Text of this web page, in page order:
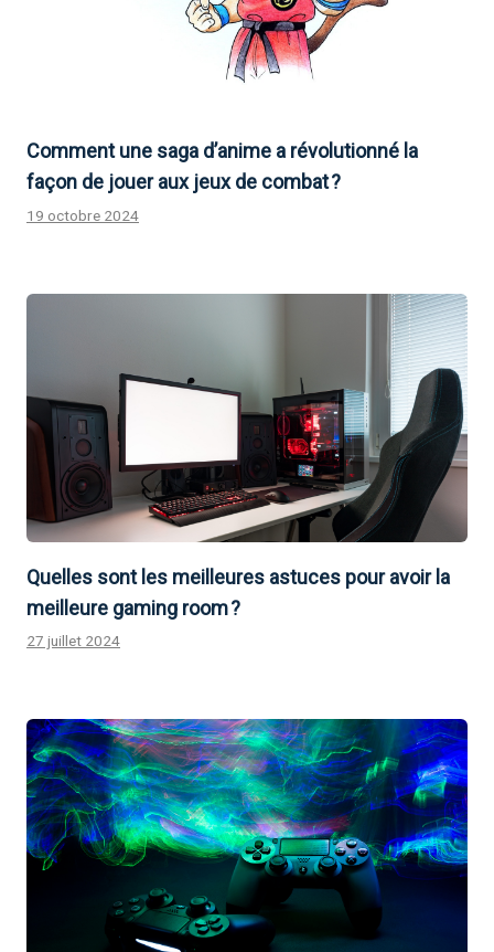
Comment une saga d’anime a révolutionné la
façon de jouer aux jeux de combat ?
19 octobre 2024
Quelles sont les meilleures astuces pour avoir la
meilleure gaming room ?
27 juillet 2024